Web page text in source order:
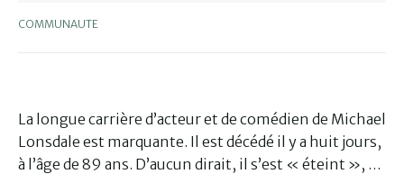
COMMUNAUTE
La longue carrière d’acteur et de comédien de Michael
Lonsdale est marquante. Il est décédé il y a huit jours,
à l’âge de 89 ans. D’aucun dirait, il s’est « éteint », …